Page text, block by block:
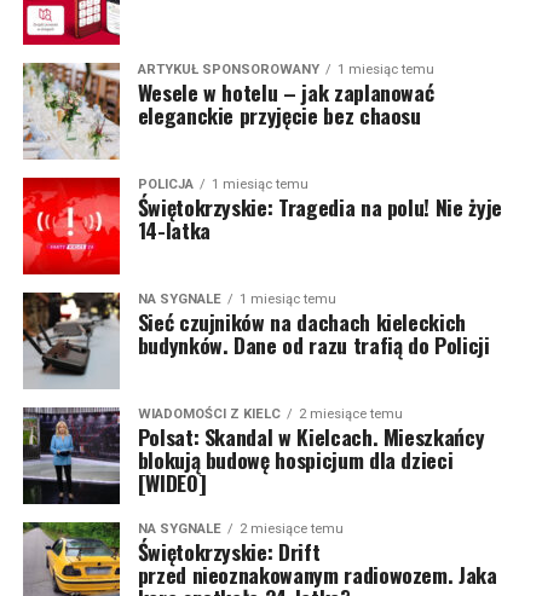
ARTYKUŁ SPONSOROWANY 1 miesiąc temu
Wesele w hotelu – jak zaplanować
eleganckie przyjęcie bez chaosu
POLICJA 1 miesiąc temu
Świętokrzyskie: Tragedia na polu! Nie żyje
14-latka
NA SYGNALE 1 miesiąc temu
Sieć czujników na dachach kieleckich
budynków. Dane od razu trafią do Policji
WIADOMOŚCI Z KIELC 2 miesiące temu
Polsat: Skandal w Kielcach. Mieszkańcy
blokują budowę hospicjum dla dzieci
[WIDEO]
NA SYGNALE 2 miesiące temu
Świętokrzyskie: Drift
przed nieoznakowanym radiowozem. Jaka